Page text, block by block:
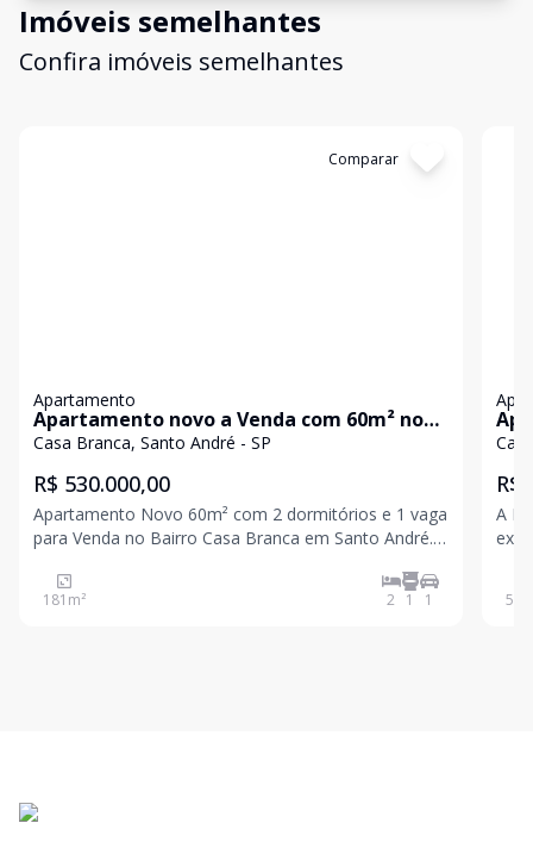
Imóveis semelhantes
Confira imóveis semelhantes
Comparar
Apartamento
Apartamento novo a Venda com 60m² no
Condominio Vertice, Casa Branca, Santo
Casa Branca, Santo André - SP
R$ 530.000,00
Apartamento Novo 60m² com 2 dormitórios e 1 vaga
para Venda no Bairro Casa Branca em Santo André.
closet, 1 banheiro com gabinete, sala ampla com
sanca em gesso e com instalação som wi-fi, sala
181 m² 2 1 1
2
R$
A
53